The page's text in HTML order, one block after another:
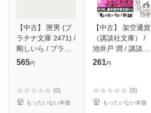
【中古】 匣男 (プ
ラチナ文庫 2471) /
剛しいら / プラン
タン出版 [文庫]
565円
(0)
もったいない本舗
【中古】 架空通貨
（講談社文庫） /
池井戸 潤 / 講談社
[文庫]【メール便送
261円
(0)
もったいない本舗